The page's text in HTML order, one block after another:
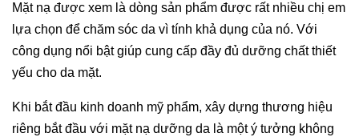
Mặt nạ được xem là dòng sản phẩm được rất nhiều chị em
lựa chọn để chăm sóc da vì tính khả dụng của nó. Với
công dụng nổi bật giúp cung cấp đầy đủ dưỡng chất thiết
yếu cho da mặt.
Khi bắt đầu kinh doanh mỹ phẩm, xây dựng thương hiệu
riêng bắt đầu với mặt nạ dưỡng da là một ý tưởng không